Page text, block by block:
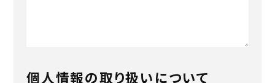
個人情報の取り扱いについて